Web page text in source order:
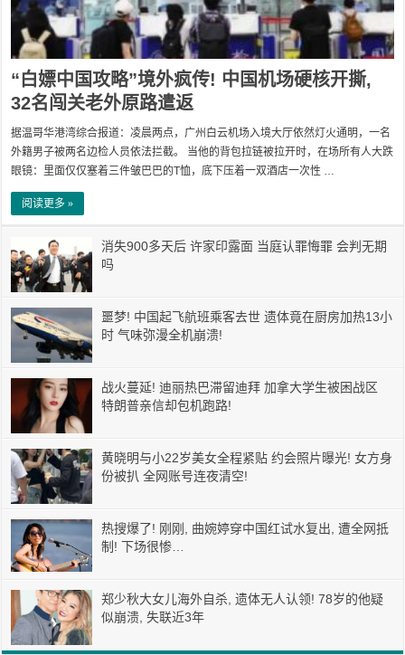
“白嫖中国攻略”境外疯传! 中国机场硬核开撕,
32名闯关老外原路遣返
据温哥华港湾综合报道：凌晨两点，广州白云机场入境大厅依然灯火通明，一名
外籍男子被两名边检人员依法拦截。 当他的背包拉链被拉开时，在场所有人大跌
眼镜：里面仅仅塞着三件皱巴巴的T恤，底下压着一双酒店一次性 …
阅读更多 »
消失900多天后 许家印露面 当庭认罪悔罪 会判无期
吗
噩梦! 中国起飞航班乘客去世 遗体竟在厨房加热13小
时 气味弥漫全机崩溃!
战火蔓延! 迪丽热巴滞留迪拜 加拿大学生被困战区
特朗普亲信却包机跑路!
黄晓明与小22岁美女全程紧贴 约会照片曝光! 女方身
份被扒 全网账号连夜清空!
热搜爆了! 刚刚, 曲婉婷穿中国红试水复出, 遭全网抵
制! 下场很惨…
郑少秋大女儿海外自杀, 遗体无人认领! 78岁的他疑
似崩溃, 失联近3年